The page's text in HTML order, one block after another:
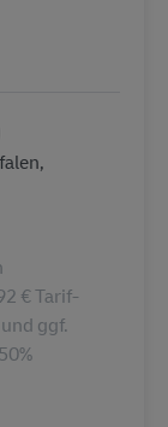
€ Tarif-
ggf.